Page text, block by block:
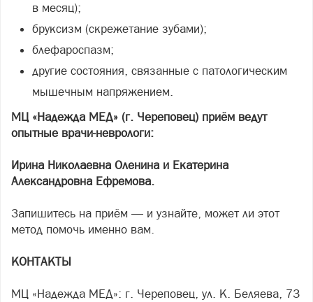
в месяц);
бруксизм (скрежетание зубами);
блефароспазм;
другие состояния, связанные с патологическим
мышечным напряжением.
МЦ «Надежда МЕД» (г. Череповец) приём ведут
опытные врачи-неврологи:
Ирина Николаевна Оленина и Екатерина
Александровна Ефремова.
Запишитесь на приём — и узнайте, может ли этот
метод помочь именно вам.
КОНТАКТЫ
МЦ «Надежда МЕД»: г. Череповец, ул. К. Беляева, 73